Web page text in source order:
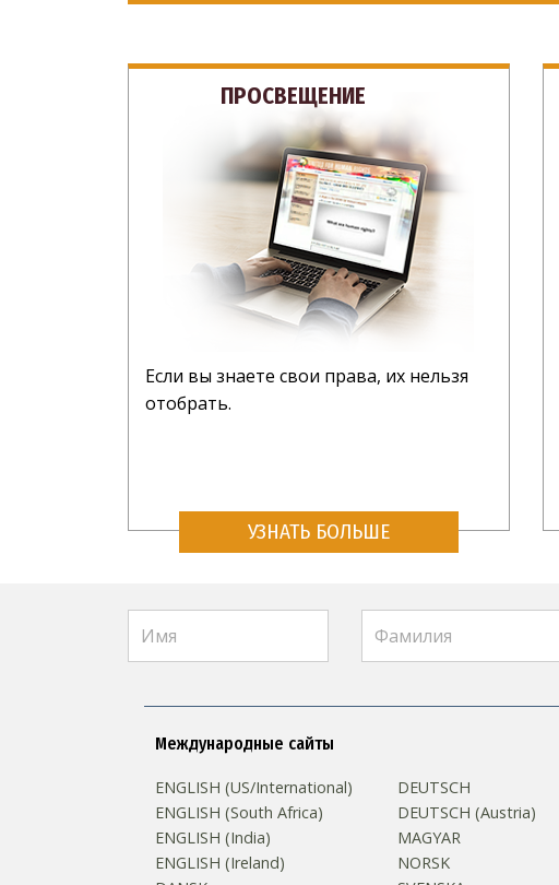
ПРОСВЕЩЕНИЕ
Если вы знаете свои права, их нельзя
отобрать.
УЗНАТЬ БОЛЬШЕ
Международные сайты
ENGLISH (US/International)
ENGLISH (South Africa)
ENGLISH (India)
ENGLISH (Ireland)
DEUTSCH
DEUTSCH (Austria)
MAGYAR
NORSK